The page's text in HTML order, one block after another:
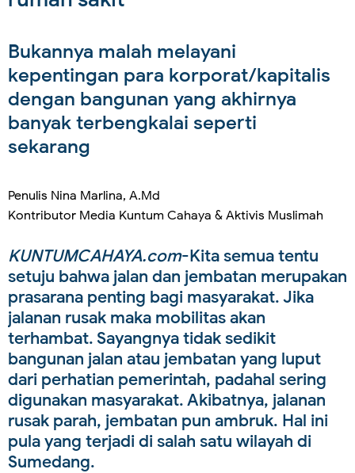
Bukannya malah melayani
kepentingan para korporat/kapitalis
dengan bangunan yang akhirnya
banyak terbengkalai seperti
sekarang
Penulis Nina Marlina, A.Md
Kontributor Media Kuntum Cahaya & Aktivis Muslimah
KUNTUMCAHAYA.com-Kita semua tentu
setuju bahwa jalan dan jembatan merupakan
prasarana penting bagi masyarakat. Jika
jalanan rusak maka mobilitas akan
terhambat. Sayangnya tidak sedikit
bangunan jalan atau jembatan yang luput
dari perhatian pemerintah, padahal sering
digunakan masyarakat. Akibatnya, jalanan
rusak parah, jembatan pun ambruk. Hal ini
pula yang terjadi di salah satu wilayah di
Sumedang.